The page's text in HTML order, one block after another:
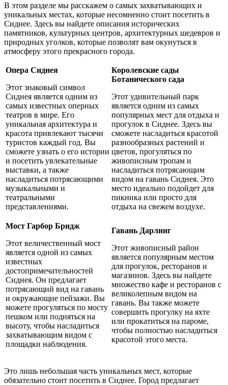
В этом разделе мы расскажем о самых захватывающих и
уникальных местах, которые несомненно стоит посетить в
Сиднее. Здесь вы найдете описания исторических
памятников, культурных центров, архитектурных шедевров и
природных уголков, которые позволят вам окунуться в
атмосферу этого прекрасного города.
Опера Сиднея
Этот знаковый символ
Сиднея является одним из
самых известных оперных
театров в мире. Его
уникальная архитектура и
красота привлекают тысячи
туристов каждый год. Вы
сможете узнать о его истории
и посетить увлекательные
выставки, а также
насладиться потрясающими
музыкальными и
театральными
представлениями.
Королевские сады
Ботанического сада
Этот удивительный парк
является одним из самых
популярных мест для отдыха и
прогулок в Сиднее. Здесь вы
сможете насладиться красотой
разнообразных растений и
цветов, прогуляться по
живописным тропам и
насладиться потрясающим
видом на гавань Сиднея. Это
место идеально подойдет для
пикника или просто для
отдыха на свежем воздухе.
Мост Гарбор Бридж
Этот величественный мост
является одной из самых
известных
достопримечательностей
Сиднея. Он предлагает
потрясающий вид на гавань
и окружающие пейзажи. Вы
можете прогуляться по мосту
пешком или подняться на
высоту, чтобы насладиться
захватывающим видом с
площадки наблюдения.
Гавань Дарлинг
Этот живописный район
является популярным местом
для прогулок, ресторанов и
магазинов. Здесь вы найдете
множество кафе и ресторанов с
великолепным видом на
гавань. Вы также можете
совершить прогулку на яхте
или прокатиться на пароме,
чтобы полностью насладиться
красотой этого места.
Это лишь небольшая часть уникальных мест, которые
обязательно стоит посетить в Сиднее. Город предлагает